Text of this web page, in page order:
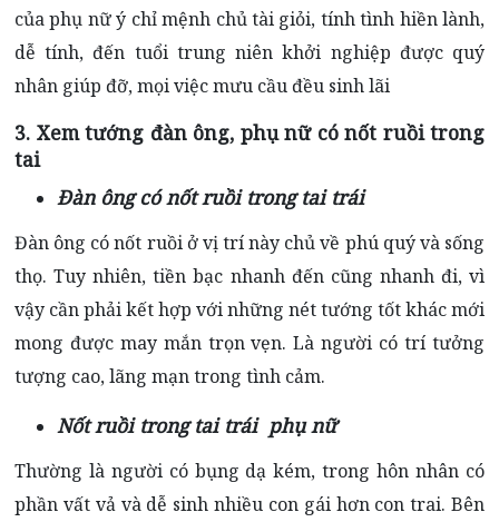
của phụ nữ ý chỉ mệnh chủ tài giỏi, tính tình hiền lành,
dễ tính, đến tuổi trung niên khởi nghiệp được quý
nhân giúp đỡ, mọi việc mưu cầu đều sinh lãi
3. Xem tướng đàn ông, phụ nữ có nốt ruồi trong
tai
Đàn ông có nốt ruồi trong tai trái
Đàn ông có nốt ruồi ở vị trí này chủ về phú quý và sống
thọ. Tuy nhiên, tiền bạc nhanh đến cũng nhanh đi, vì
vậy cần phải kết hợp với những nét tướng tốt khác mới
mong được may mắn trọn vẹn. Là người có trí tưởng
tượng cao, lãng mạn trong tình cảm.
Nốt ruồi trong tai trái phụ nữ
Thường là người có bụng dạ kém, trong hôn nhân có
phần vất vả và dễ sinh nhiều con gái hơn con trai. Bên